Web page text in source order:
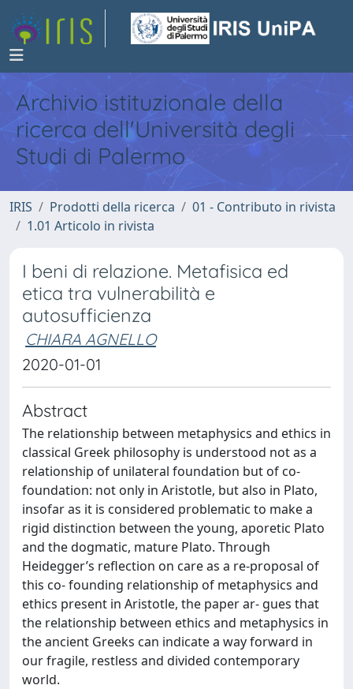
Archivio istituzionale della
ricerca dell'Università degli
Studi di Palermo
IRIS Prodotti della ricerca
01 - Contributo in rivista
1.01 Articolo in rivista
I beni di relazione. Metafisica ed
etica tra vulnerabilità e
autosufficienza
CHIARA AGNELLO
2020-01-01
Abstract
The relationship between metaphysics and ethics in
classical Greek philosophy is understood not as a
relationship of unilateral foundation but of co-
foundation: not only in Aristotle, but also in Plato,
insofar as it is considered problematic to make a
rigid distinction between the young, aporetic Plato
and the dogmatic, mature Plato. Through
Heidegger’s reflection on care as a re-proposal of
this co- founding relationship of metaphysics and
ethics present in Aristotle, the paper ar- gues that
the relationship between ethics and metaphysics in
the ancient Greeks can indicate a way forward in
our fragile, restless and divided contemporary
world.